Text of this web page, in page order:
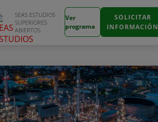
SEAS ESTUDIOS
SUPERIORES
ABIERTOS
Ver
programa
SOLICITAR
INFORMACIÓN